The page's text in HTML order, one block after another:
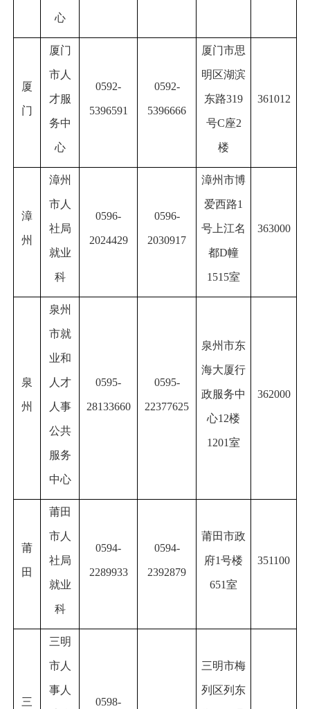
心
厦
门
厦门
市人
才服
务中
心
0592-
5396591
0592-
5396666
厦门市思
明区湖滨
东路319
号C座2
楼
361012
漳
州
漳州
市人
社局
就业
科
0596-
2024429
0596-
2030917
漳州市博
爱西路1
号上江名
都D幢
1515室
363000
泉
州
泉州
市就
业和
人才
人事
公共
服务
中心
0595-
28133660
0595-
22377625
泉州市东
海大厦行
政服务中
心12楼
1201室
362000
莆
田
莆田
市人
社局
就业
科
0594-
2289933
0594-
2392879
莆田市政
府1号楼
651室
351100
三
三明
市人
事人
0598-
三明市梅
列区列东